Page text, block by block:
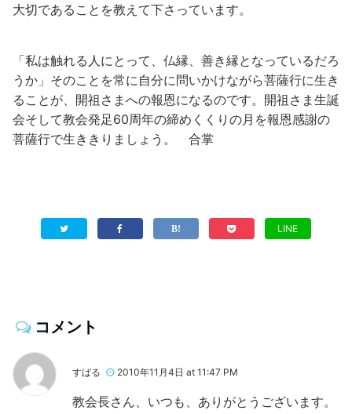
大切であることを教えて下さっています。
「私は触れる人にとって、仏縁、善き縁となっているだろ
うか」そのことを常に自分に問いかけながら菩薩行に生き
ることが、開祖さまへの報恩になるのです。開祖さま生誕
会そして教会発足60周年の締めくくりの月を報恩感謝の
菩薩行で生ききりましょう。 合掌
LINE
コメント
すばる 2010年11月4日 at 11:47 PM
教会長さん、いつも、ありがとうございます。